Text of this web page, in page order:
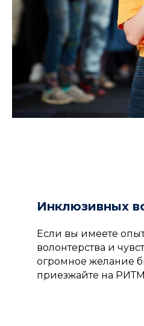
Инклюзивных
Если вы имеете
волонтерства и
огромное желание
приезжайте на